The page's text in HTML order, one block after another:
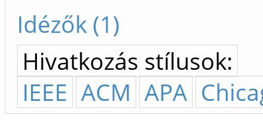
Idézők (1)
Hivatkozás stílusok:
IEEE ACM APA